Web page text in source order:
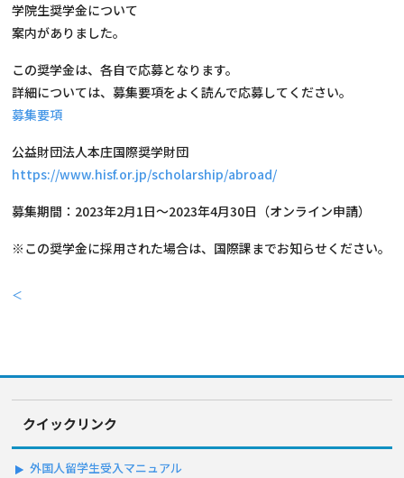
学院生奨学金について
案内がありました。
この奨学金は、各自で応募となります。
詳細については、募集要項をよく読んで応募してください。
募集要項
公益財団法人本庄国際奨学財団
https://www.hisf.or.jp/scholarship/abroad/
募集期間：2023年2月1日～2023年4月30日（オンライン申請）
※この奨学金に採用された場合は、国際課までお知らせください。
＜
クイックリンク
外国人留学生受入マニュアル